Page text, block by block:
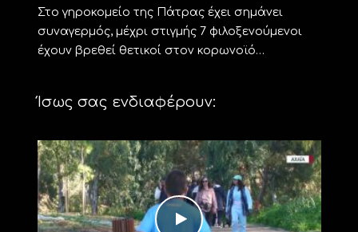
Στο γηροκομείο της Πάτρας έχει σημάνει
συναγερμός, μέχρι στιγμής 7 φιλοξενούμενοι
έχουν βρεθεί θετικοί στον κορωνοϊό…
Ίσως σας ενδιαφέρουν: